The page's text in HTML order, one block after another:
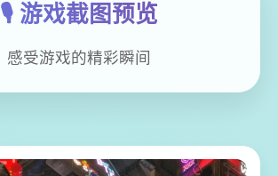
🎙️ 游戏截图预览
感受游戏的精彩瞬间